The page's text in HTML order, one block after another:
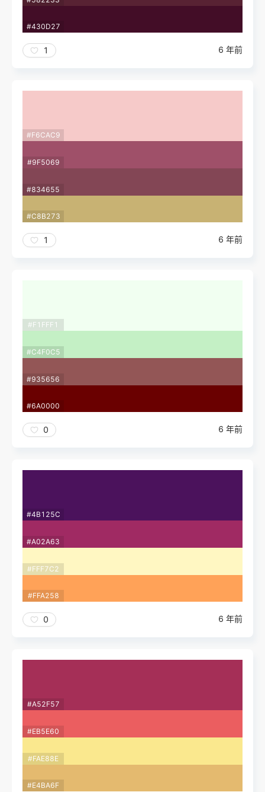
#430D27
1 6 年前
#F6CAC9
#9F5069
#834655
#C8B273
1 6 年前
#F1FFF1
#C4F0C5
#935656
#6A0000
0 6 年前
#4B125C
#A02A63
#FFF7C2
#FFA258
0 6 年前
#A52F57
#EB5E60
#FAE88E
#E4BA6F